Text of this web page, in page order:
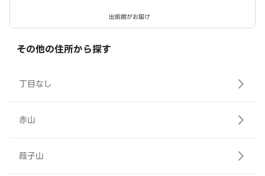
出前館がお届け
その他の住所から探す
丁目なし
赤山
葭子山